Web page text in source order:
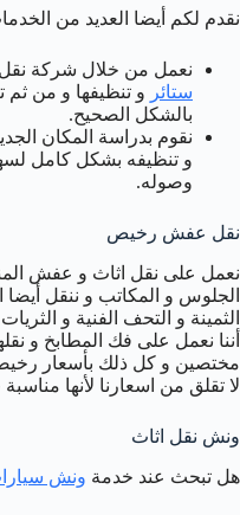
نقدم لكم أيضا العديد من
نعمل من خلال شركة
ستائر و تنظيفها و من ثم
بالشكل الصحيح.
نقوم بدراسة المكان
و تنظيفه بشكل كامل
وصوله.
نقل عفش رخيص
نعمل على نقل اثاث و عفش
الجلوس و المكاتب و ننقل أيضا
الثمينة و التحف الفنية و
أننا نعمل على فك المطابخ و
مختصين و كل ذلك بأسعار
لا تقلق من اسعارنا لأنها
ونش نقل اثاث
هل تبحث عند خدمة ونش